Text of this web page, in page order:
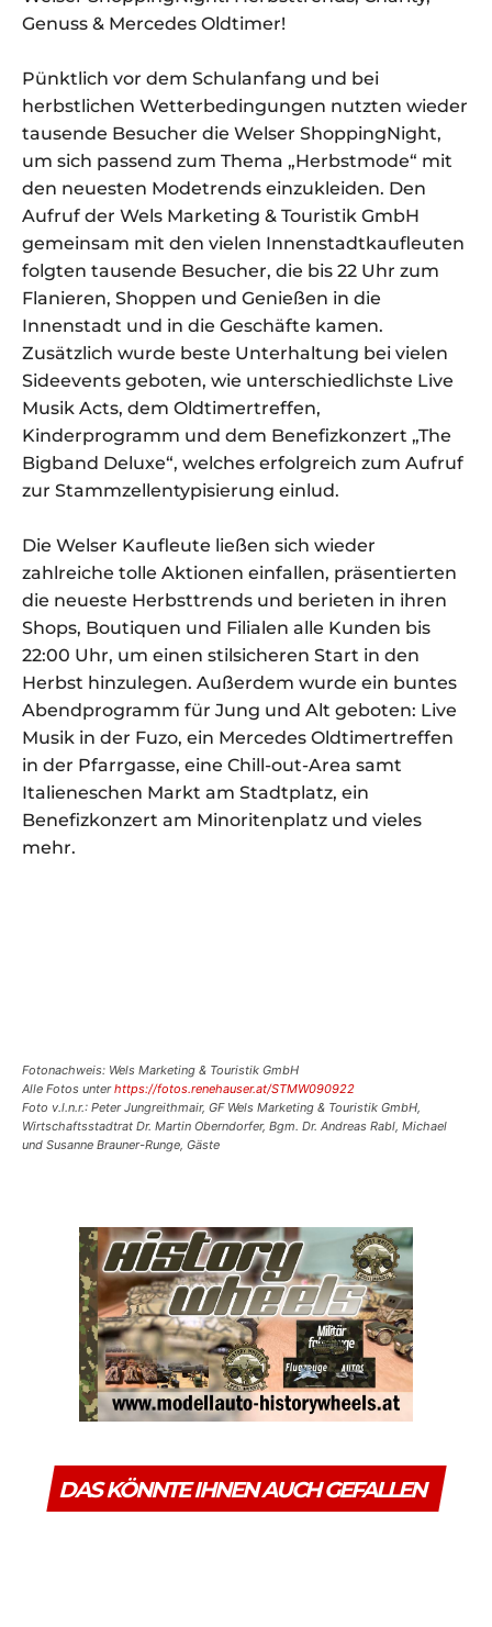
Genuss & Mercedes Oldtimer!
Pünktlich vor dem Schulanfang und bei
herbstlichen Wetterbedingungen nutzten wieder
tausende Besucher die Welser ShoppingNight,
um sich passend zum Thema „Herbstmode“ mit
den neuesten Modetrends einzukleiden. Den
Aufruf der Wels Marketing & Touristik GmbH
gemeinsam mit den vielen Innenstadtkaufleuten
folgten tausende Besucher, die bis 22 Uhr zum
Flanieren, Shoppen und Genießen in die
Innenstadt und in die Geschäfte kamen.
Zusätzlich wurde beste Unterhaltung bei vielen
Sideevents geboten, wie unterschiedlichste Live
Musik Acts, dem Oldtimertreffen,
Kinderprogramm und dem Benefizkonzert „The
Bigband Deluxe“, welches erfolgreich zum Aufruf
zur Stammzellentypisierung einlud.
Die Welser Kaufleute ließen sich wieder
zahlreiche tolle Aktionen einfallen, präsentierten
die neueste Herbsttrends und berieten in ihren
Shops, Boutiquen und Filialen alle Kunden bis
22:00 Uhr, um einen stilsicheren Start in den
Herbst hinzulegen. Außerdem wurde ein buntes
Abendprogramm für Jung und Alt geboten: Live
Musik in der Fuzo, ein Mercedes Oldtimertreffen
in der Pfarrgasse, eine Chill-out-Area samt
Italieneschen Markt am Stadtplatz, ein
Benefizkonzert am Minoritenplatz und vieles
mehr.
Fotonachweis: Wels Marketing & Touristik GmbH
Alle Fotos unterhttps://fotos.renehauser.at/STMW090922
Foto v.l.n.r.: Peter Jungreithmair, GF Wels Marketing & Touristik GmbH,
Wirtschaftsstadtrat Dr. Martin Oberndorfer, Bgm. Dr. Andreas Rabl, Michael
und Susanne Brauner-Runge, Gäste
DAS KÖNNTE IHNEN AUCH GEFALLEN